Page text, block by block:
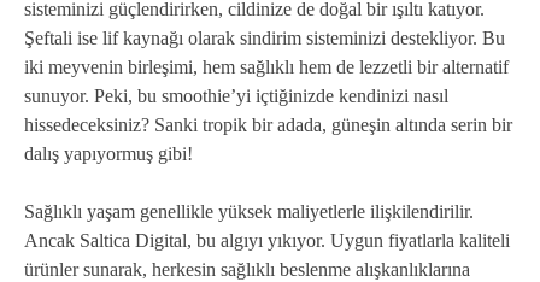
sisteminizi güçlendirirken, cildinize de doğal bir ışıltı katıyor.
Şeftali ise lif kaynağı olarak sindirim sisteminizi destekliyor. Bu
iki meyvenin birleşimi, hem sağlıklı hem de lezzetli bir alternatif
sunuyor. Peki, bu smoothie’yi içtiğinizde kendinizi nasıl
hissedeceksiniz? Sanki tropik bir adada, güneşin altında serin bir
dalış yapıyormuş gibi!
Sağlıklı yaşam genellikle yüksek maliyetlerle ilişkilendirilir.
Ancak Saltica Digital, bu algıyı yıkıyor. Uygun fiyatlarla kaliteli
ürünler sunarak, herkesin sağlıklı beslenme alışkanlıklarına